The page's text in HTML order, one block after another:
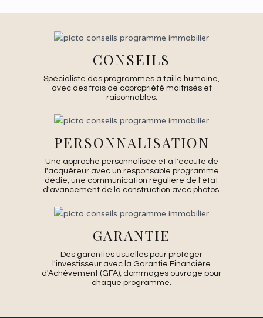
CONSEILS
Spécialiste des programmes à taille humaine,
avec des frais de copropriété maitrisés et
raisonnables.
PERSONNALISATION
Une approche personnalisée et à l'écoute de
l'acquéreur avec un responsable programme
dédié, une communication régulière de l'état
d'avancement de la construction avec photos.
GARANTIE
Des garanties usuelles pour protéger
l'investisseur avec la Garantie Financière
d'Achèvement (GFA), dommages ouvrage pour
chaque programme.